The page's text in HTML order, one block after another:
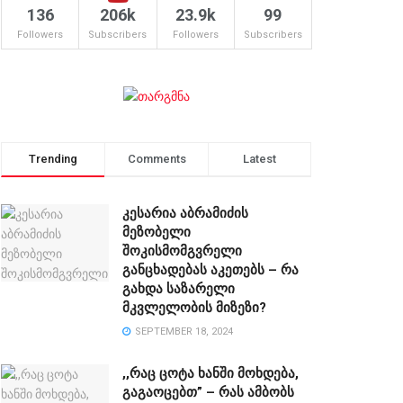
136
Followers
206k
Subscribers
23.9k
Followers
99
Subscribers
Trending Comments Latest
კესარია აბრამიძის
მეზობელი
შოკისმომგვრელი
განცხადებას აკეთებს – რა
გახდა საზარელი
მკვლელობის მიზეზი?
SEPTEMBER 18, 2024
,,რაც ცოტა ხანში მოხდება,
გაგაოცებთ” – რას ამბობს